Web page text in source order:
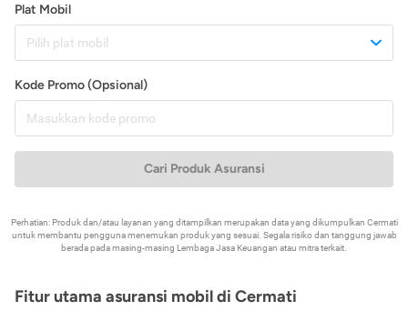
Plat Mobil
Pilih plat mobil
Kode Promo (Opsional)
Cari Produk Asuransi
Perhatian: Produk dan/atau layanan yang ditampilkan merupakan data yang dikumpulkan Cermati
untuk membantu pengguna menemukan produk yang sesuai. Segala risiko dan tanggung jawab
berada pada masing-masing Lembaga Jasa Keuangan atau mitra terkait.
Fitur utama asuransi mobil di Cermati